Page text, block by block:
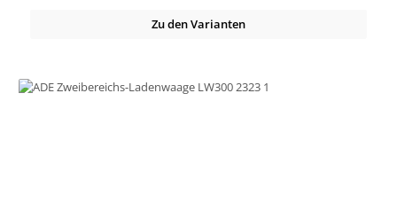
Zu den Varianten